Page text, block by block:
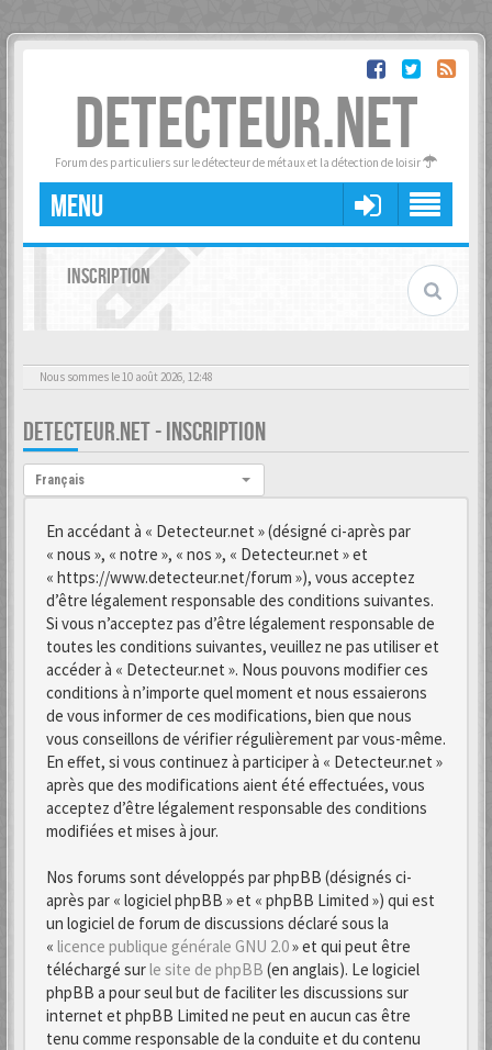
DETECTEUR.NET
Forum des particuliers sur le détecteur de métaux et la détection de loisir
MENU
INSCRIPTION
Nous sommes le 10 août 2026, 12:48
DETECTEUR.NET - INSCRIPTION
Langue :
Français
En accédant à « Detecteur.net » (désigné ci-après par
« nous », « notre », « nos », « Detecteur.net » et
« https://www.detecteur.net/forum »), vous acceptez
d’être légalement responsable des conditions suivantes.
Si vous n’acceptez pas d’être légalement responsable de
toutes les conditions suivantes, veuillez ne pas utiliser et
accéder à « Detecteur.net ». Nous pouvons modifier ces
conditions à n’importe quel moment et nous essaierons
de vous informer de ces modifications, bien que nous
vous conseillons de vérifier régulièrement par vous-même.
En effet, si vous continuez à participer à « Detecteur.net »
après que des modifications aient été effectuées, vous
acceptez d’être légalement responsable des conditions
modifiées et mises à jour.
Nos forums sont développés par phpBB (désignés ci-
après par « logiciel phpBB » et « phpBB Limited ») qui est
un logiciel de forum de discussions déclaré sous la
« licence publique générale GNU 2.0» et qui peut être
téléchargé surle site de phpBB (en anglais). Le logiciel
phpBB a pour seul but de faciliter les discussions sur
internet et phpBB Limited ne peut en aucun cas être
tenu comme responsable de la conduite et du contenu